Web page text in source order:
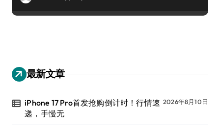
最新文章
iPhone 17 Pro首发抢购倒计时！行情速
递，手慢无
2026年8月10日